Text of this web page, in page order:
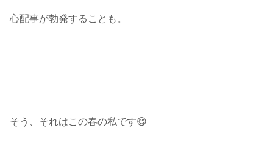
心配事が勃発することも。
そう、それはこの春の私です😋